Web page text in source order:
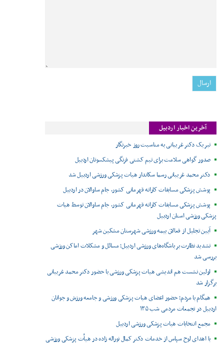
آخرین اخبار اردبیل
تبریک دکتر غریبانی به مناسبت روز خبرنگار
صدور گواهی سلامت برای تیم کشتی فرنگی پیشکسوتان اردبیل
دکتر محمد غریبانی رسما سکاندار هیات پزشکی ورزشی اردبیل شد
پوشش پزشکی مسابقات کاراته قهرمانی کشور، جام ساوالان در اردبیل
پوشش پزشکی مسابقات کاراته قهرمانی کشور، جام ساوالان توسط هیات
پزشکی ورزشی استان اردبیل
آیین تجلیل از فعالان بیمه ورزشی شهرستان مشکین شهر
تشدید نظارت بر باشگاه‌های ورزشی اردبیل؛ مسائل و مشکلات اماکن ورزشی
بررسی شد
اولین نشست هم اندیشی هیات پزشکی ورزشی با حضور دکتر محمد غریبانی
برگزار شد
همگام با مردم؛ حضور اعضای هیات پزشکی ورزشی و جامعه ورزش و جوانان
اردبیل در تجمعات مردمی شب ۱۳۵
مجمع انتخابات هیات پزشکی ورزشی اردبیل
با اهدای لوح سپاس از خدمات دکتر کمال نوراله زاده در هیأت پزشکی ورزشی